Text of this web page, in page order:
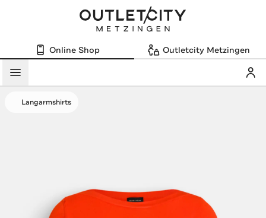
Online Shop Outletcity Metzingen
Menü
Langarmshirts